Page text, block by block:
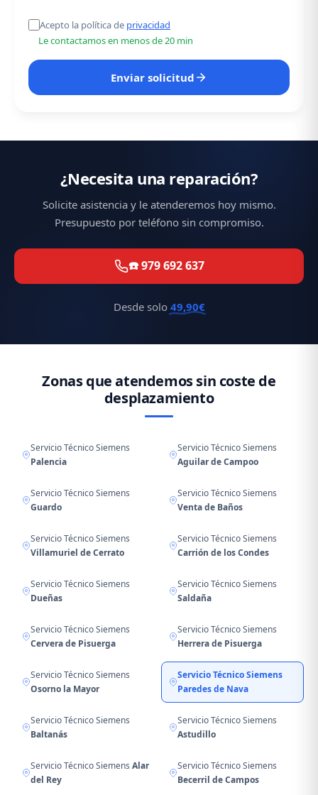
Acepto la política de privacidad
Le contactamos en menos de 20 min
Enviar solicitud
¿Necesita una reparación?
Solicite asistencia y le atenderemos hoy mismo.
Presupuesto por teléfono sin compromiso.
☎️ 979 692 637
Desde solo 49,90€
Zonas que atendemos sin coste de
desplazamiento
Servicio Técnico Siemens
Palencia
Servicio Técnico Siemens
Aguilar de Campoo
Servicio Técnico Siemens
Guardo
Servicio Técnico Siemens
Venta de Baños
Servicio Técnico Siemens
Villamuriel de Cerrato
Servicio Técnico Siemens
Carrión de los Condes
Servicio Técnico Siemens
Dueñas
Servicio Técnico Siemens
Saldaña
Servicio Técnico Siemens
Cervera de Pisuerga
Servicio Técnico Siemens
Herrera de Pisuerga
Servicio Técnico Siemens
Osorno la Mayor
Servicio Técnico Siemens
Paredes de Nava
Servicio Técnico Siemens
Baltanás
Servicio Técnico Siemens
Astudillo
Servicio Técnico Siemens Alar
del Rey
Servicio Técnico Siemens
Becerril de Campos